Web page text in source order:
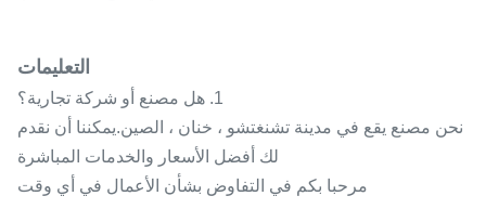
التعليمات
1. هل مصنع أو شركة تجارية؟
نحن مصنع يقع في مدينة تشنغتشو ، خنان ، الصين.يمكننا أن نقدم
لك أفضل الأسعار والخدمات المباشرة
مرحبا بكم في التفاوض بشأن الأعمال في أي وقت